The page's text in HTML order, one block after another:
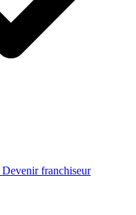
Devenir franchiseur